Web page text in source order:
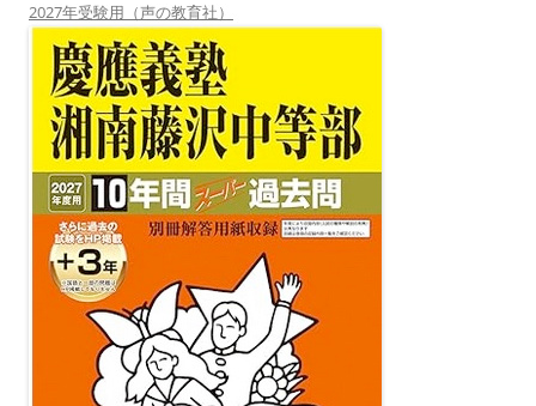
2027年受験用（声の教育社）